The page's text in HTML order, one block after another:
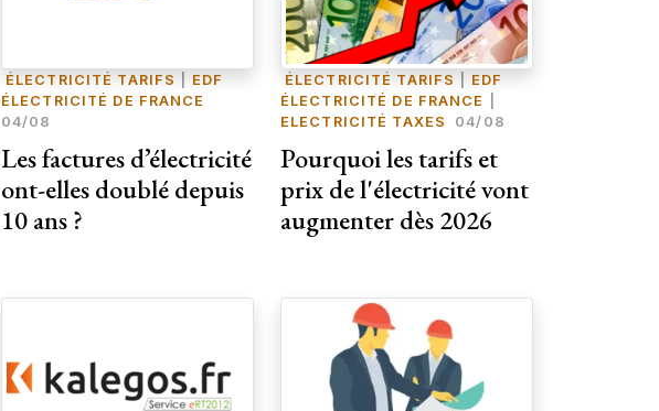
ÉLECTRICITÉ TARIFS
EDF
ÉLECTRICITÉ DE FRANCE
04/08
Les factures d’électricité
ont-elles doublé depuis
10 ans ?
ÉLECTRICITÉ TARIFS
EDF
ÉLECTRICITÉ DE FRANCE
ELECTRICITÉ TAXES
04/08
Pourquoi les tarifs et
prix de l'électricité vont
augmenter dès 2026